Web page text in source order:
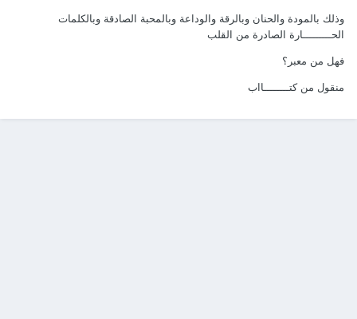
وذلك بالمودة والحنان وبالرقة والوداعة وبالمحبة الصادقة وبالكلمات
الحـــــــــارة الصادرة من القلب
فهل من معبر؟
منقول من كتــــــــااب